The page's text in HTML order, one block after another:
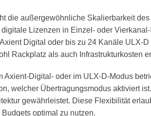
die außergewöhnliche Skalierbarkeit
Lizenzen in Einzel- oder
Digital oder bis zu 24 Kanäle
Rackplatz als auch Infrastrukturkosten
Axient-Digital- oder im ULX-D-Modus
welcher Übertragungsmodus aktiviert
gewährleistet. Diese Flexibilität
optimal zu nutzen.